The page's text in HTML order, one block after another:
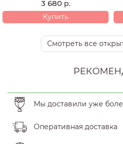
3 680 р.
Купить
Смотреть все
Мы доставили уже
Оперативная доставка